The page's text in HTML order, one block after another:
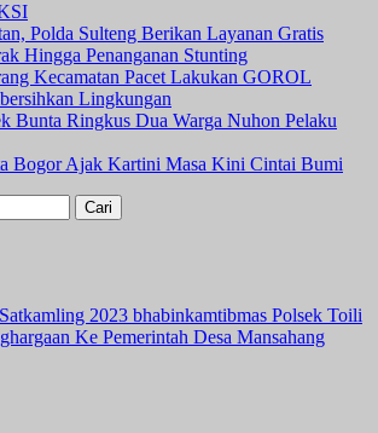
Polda Sulteng Berikan Layanan Gratis
Hingga Penanganan Stunting
Kecamatan Pacet Lakukan GOROL
Lingkungan
Bunta Ringkus Dua Warga Nuhon Pelaku
Bogor Ajak Kartini Masa Kini Cintai Bumi
2023 bhabinkamtibmas Polsek Toili
Ke Pemerintah Desa Mansahang